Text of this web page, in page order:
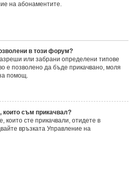
на абонаментите.
в този форум?
или забрани определени типове
е позволено да бъде прикачвано, моля
помощ.
които съм прикачвал?
които сте прикачвали, отидете в
връзката Управление на